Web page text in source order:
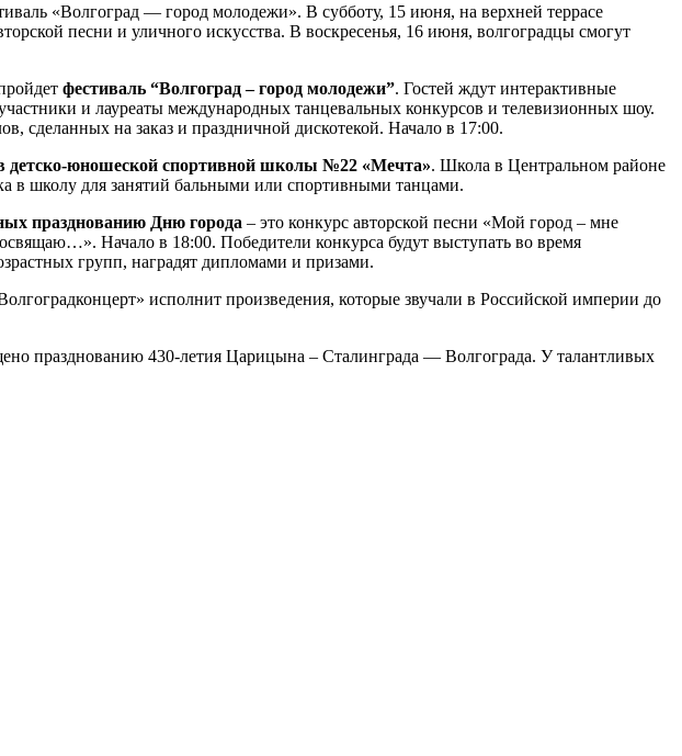
«Волгоград — город молодежи». В субботу, 15 июня, на верхней террасе
песни и уличного искусства. В воскресенья, 16 июня, волгоградцы смогут
фестиваль “Волгоград – город молодежи”. Гостей ждут интерактивные
и лауреаты международных танцевальных конкурсов и телевизионных шоу.
сделанных на заказ и праздничной дискотекой. Начало в 17:00.
детско-юношеской спортивной школы №22 «Мечта». Школа в Центральном районе
в школу для занятий бальными или спортивными танцами.
празднованию Дню города – это конкурс авторской песни «Мой город – мне
Начало в 18:00. Победители конкурса будут выступать во время
групп, наградят дипломами и призами.
исполнит произведения, которые звучали в Российской империи до
празднованию 430-летия Царицына – Сталинграда — Волгограда. У талантливых